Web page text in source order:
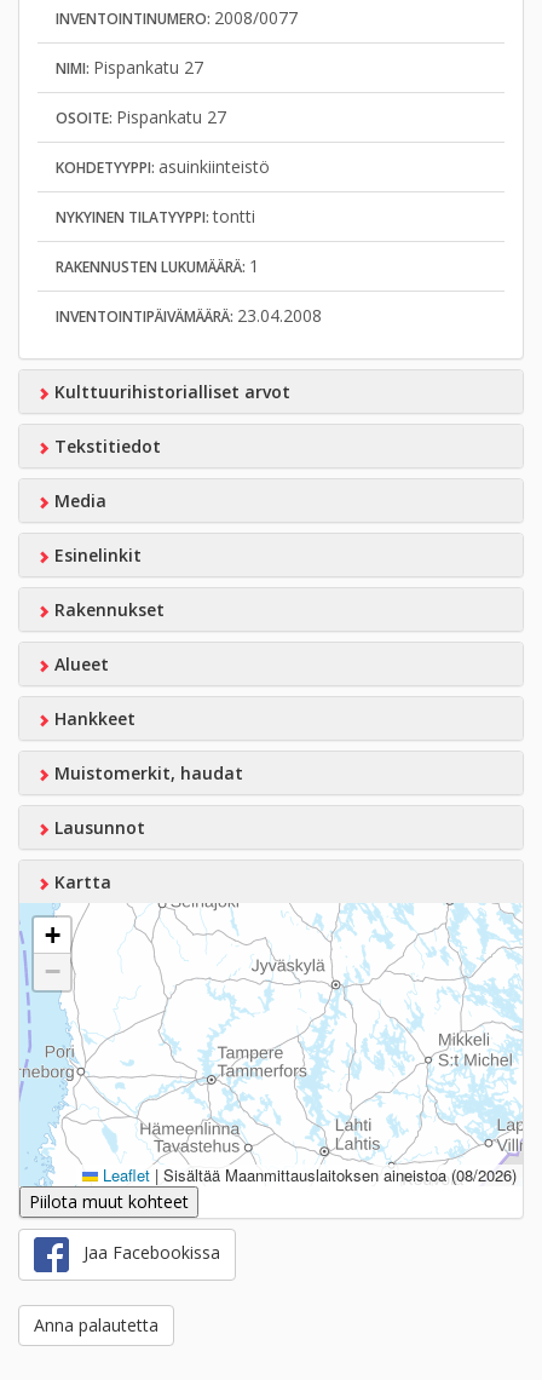
INVENTOINTINUMERO: 2008/0077
NIMI: Pispankatu 27
OSOITE: Pispankatu 27
KOHDETYYPPI: asuinkiinteistö
NYKYINEN TILATYYPPI:tontti
RAKENNUSTEN LUKUMÄÄRÄ: 1
INVENTOINTIPÄIVÄMÄÄRÄ: 23.04.2008
Kulttuurihistorialliset arvot
Tekstitiedot
Media
Esinelinkit
Rakennukset
Alueet
Hankkeet
Muistomerkit, haudat
Lausunnot
Kartta
+
−
Leaflet | Sisältää Maanmittauslaitoksen aineistoa (08/2026)
Piilota muut kohteet
Jaa Facebookissa
Anna palautetta